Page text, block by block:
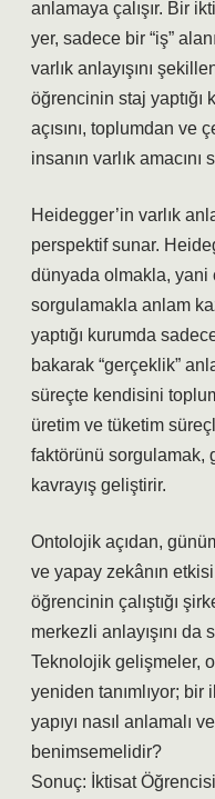
anlamaya çalışır. Bir
yer, sadece bir “iş”
varlık anlayışını
öğrencinin staj yaptığı
açısını, toplumdan ve
insanın varlık
Heidegger’in varlık
perspektif sunar.
dünyada olmakla,
sorgulamakla anlam
yaptığı kurumda
bakarak “gerçeklik”
süreçte kendisini
üretim ve tüketim
faktörünü sorgulamak,
kavrayış geliştirir.
Ontolojik açıdan,
ve yapay zekânın
öğrencinin çalıştığı
merkezli anlayışını da
Teknolojik gelişmeler,
yeniden tanımlıyor;
yapıyı nasıl anlamalı
benimsemelidir?
Sonuç: İktisat